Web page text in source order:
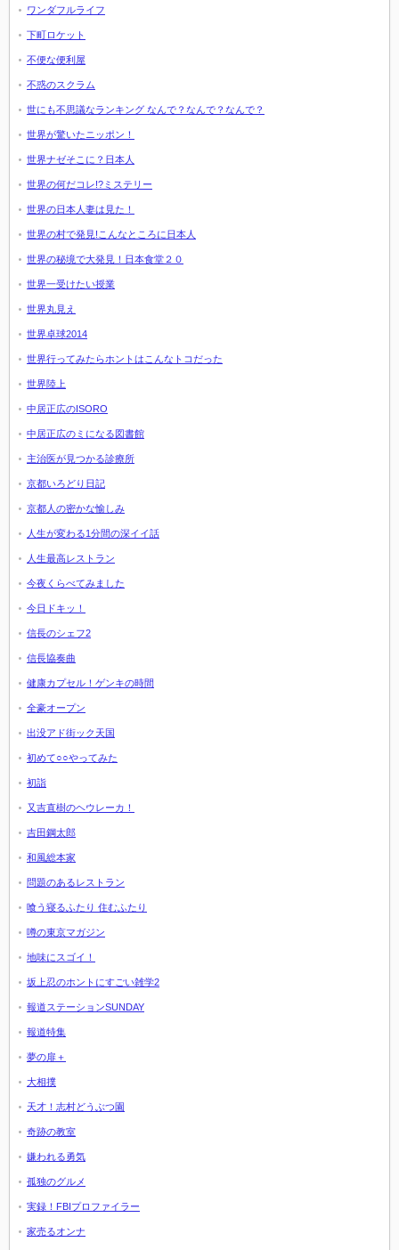
ワンダフルライフ
下町ロケット
不便な便利屋
不惑のスクラム
世にも不思議なランキング なんで？なんで？なんで？
世界が驚いたニッポン！
世界ナゼそこに？日本人
世界の何だコレ!?ミステリー
世界の日本人妻は見た！
世界の村で発見!こんなところに日本人
世界の秘境で大発見！日本食堂２０
世界一受けたい授業
世界丸見え
世界卓球2014
世界行ってみたらホントはこんなトコだった
世界陸上
中居正広のISORO
中居正広のミになる図書館
主治医が見つかる診療所
京都いろどり日記
京都人の密かな愉しみ
人生が変わる1分間の深イイ話
人生最高レストラン
今夜くらべてみました
今日ドキッ！
信長のシェフ2
信長協奏曲
健康カプセル！ゲンキの時間
全豪オープン
出没アド街ック天国
初めて○○やってみた
初詣
又吉直樹のヘウレーカ！
吉田鋼太郎
和風総本家
問題のあるレストラン
喰う寝るふたり 住むふたり
噂の東京マガジン
地味にスゴイ！
坂上忍のホントにすごい雑学2
報道ステーションSUNDAY
報道特集
夢の扉＋
大相撲
天才！志村どうぶつ園
奇跡の教室
嫌われる勇気
孤独のグルメ
実録！FBIプロファイラー
家売るオンナ